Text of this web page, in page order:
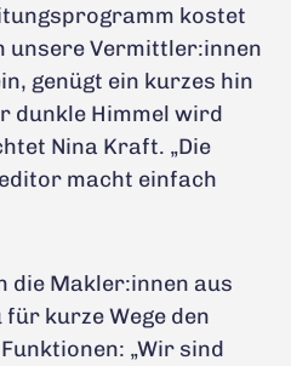
kostet
unsere Vermittler:innen
genügt ein kurzes hin
dunkle Himmel wird
Nina Kraft. „Die
macht einfach
die Makler:innen aus
kurze Wege den
„Wir sind